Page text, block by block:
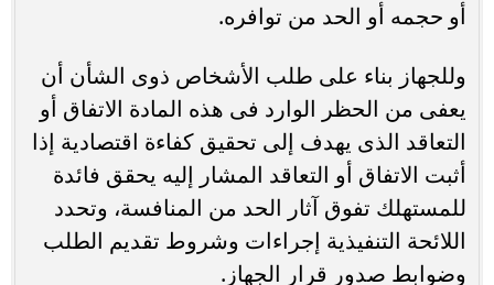
أو حجمه أو الحد من توافره.
وللجهاز بناء على طلب الأشخاص ذوى الشأن أن
يعفى من الحظر الوارد فى هذه المادة الاتفاق أو
التعاقد الذى يهدف إلى تحقيق كفاءة اقتصادية إذا
أثبت الاتفاق أو التعاقد المشار إليه يحقق فائدة
للمستهلك تفوق آثار الحد من المنافسة، وتحدد
اللائحة التنفيذية إجراءات وشروط تقديم الطلب
وضوابط صدور قرار الجهاز.